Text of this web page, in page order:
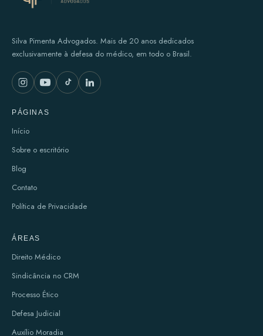
Silva Pimenta Advogados. Mais de 20 anos dedicados
exclusivamente à defesa do médico, em todo o Brasil.
PÁGINAS
Início
Sobre o escritório
Blog
Contato
Política de Privacidade
ÁREAS
Direito Médico
Sindicância no CRM
Processo Ético
Defesa Judicial
Auxílio Moradia